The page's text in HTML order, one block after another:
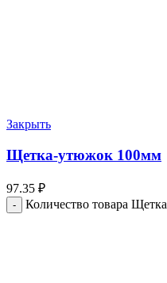
Закрыть
Щетка-утюжок 100мм
97.35 ₽
Количество товара